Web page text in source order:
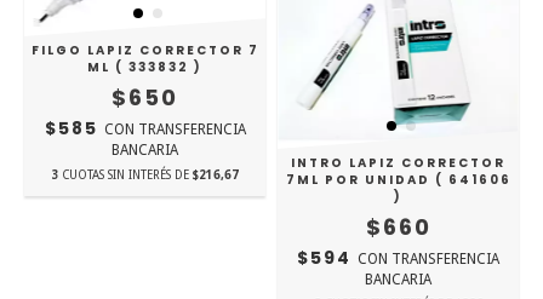
INTRO LAPIZ CORRECTOR
7ML POR UNIDAD ( 641606
)
$660
$594 CON TRANSFERENCIA
BANCARIA
FILGO LAPIZ CORRECTOR 7
ML ( 333832 )
$650
$585 CON TRANSFERENCIA
BANCARIA
3 CUOTAS SIN INTERÉS DE $216,67